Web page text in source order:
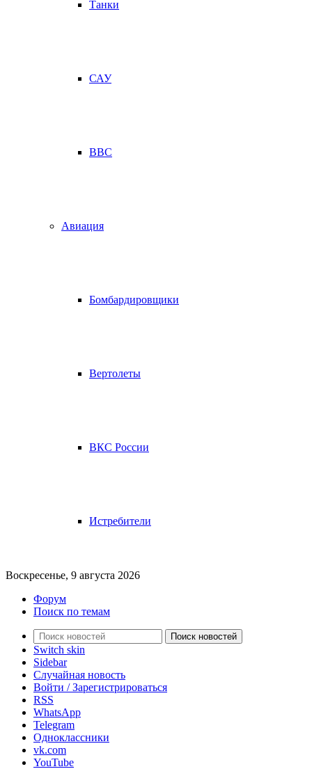
Танки
САУ
ВВС
Авиация
Бомбардировщики
Вертолеты
ВКС России
Истребители
Воскресенье, 9 августа 2026
Форум
Поиск по темам
Поиск новостей
Switch skin
Sidebar
Случайная новость
Войти / Зарегистрироваться
RSS
WhatsApp
Telegram
Одноклассники
vk.com
YouTube